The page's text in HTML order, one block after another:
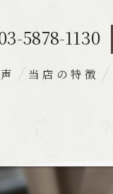
5878-1130
当店の特徴
豚肉